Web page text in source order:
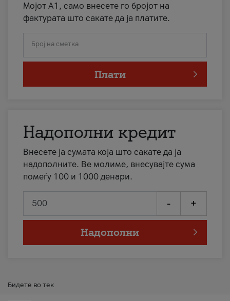
Мојот А1, само внесете го бројот на
фактурата што сакате да ја платите.
Број на сметка
Плати
Надополни кредит
Внесете ја сумата која што сакате да ја
надополните. Ве молиме, внесувајте сума
помеѓу 100 и 1000 денари.
- +
Надополни
Бидете во тек